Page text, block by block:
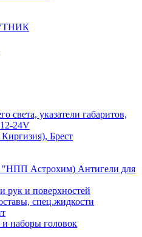
света, указатели габаритов,
24V
Брест
Астрохим) Антигели для
рук и поверхностей
спец.жидкости
наборы головок